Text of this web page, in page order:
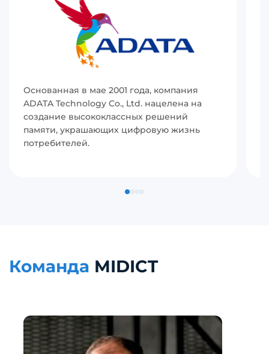
Основанная в мае 2001 года, компания
ADATA Technology Co., Ltd. нацелена на
создание высококлассных решений
памяти, украшающих цифровую жизнь
потребителей.
Команда MIDICT